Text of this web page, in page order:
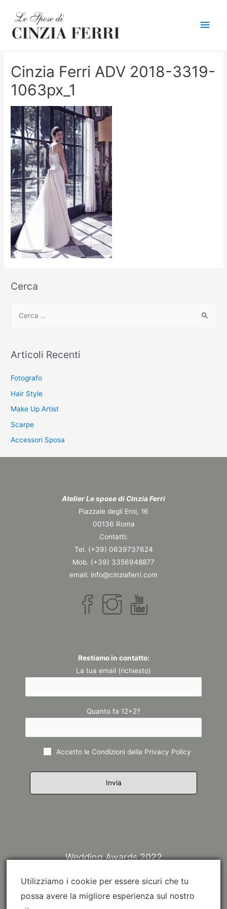
Cinzia Ferri ADV 2018-3319-
1063px_1
Cerca
c
:
Articoli Recenti
Fotografo
Hair Style
Make Up Artist
Scarpe
Accessori Sposa
Atelier Le spose di Cinzia Ferri
Piazzale degli Eroi, 16
00136 Roma
Contatti:
Tel. (+39) 0639737624
Mob. (+39) 3356948877
email: info@cinziaferri.com
Restiamo in contatto:
La tua email (richiesto)
Quanto fa 12+2?
Accetto le Condizioni della Privacy Policy
Wedding Awards 2022
Utilizziamo i cookie per essere sicuri che tu
possa avere la migliore esperienza sul nostro